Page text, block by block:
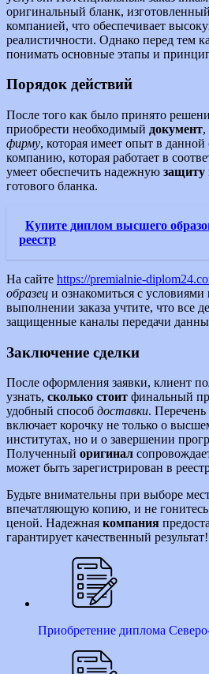
оригинальный бланк,
компанией, что обеспечивает
реалистичности. Однако перед тем
понимать основные этапы и
Порядок действий
После того как было принято
приобрести необходимый документ,
фирму, которая имеет опыт в
компанию, которая работает в
умеет обеспечить надежную защиту
готового бланка.
Купите диплом высшего
реестр
На сайте https://premialnie-
образец и ознакомиться с условиями
выполнении заказа учтите, что все
защищенные каналы передачи
Заключение сделки
После оформления заявки, клиент
узнать, сколько стоит финальный
удобный способ доставки.
включает корочку не только о
институтах, но и о завершении
Полученный оригинал
может быть зарегистрирован в
Будьте внимательны при выборе
впечатляющую копию, и не
ценой. Надежная компания
гарантирует качественный результат!
Приобретение диплома